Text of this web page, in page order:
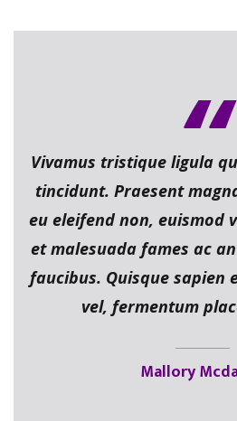
Vivamus tristique ligula
tincidunt. Praesent
eu eleifend non, euismod
et malesuada fames ac
faucibus. Quisque sapien
vel, fermentum
Mallory